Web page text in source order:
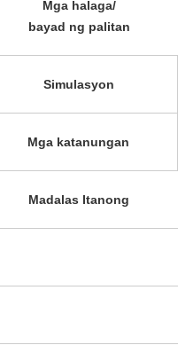
Mga halaga/
bayad ng palitan
Simulasyon
Mga katanungan
Madalas Itanong